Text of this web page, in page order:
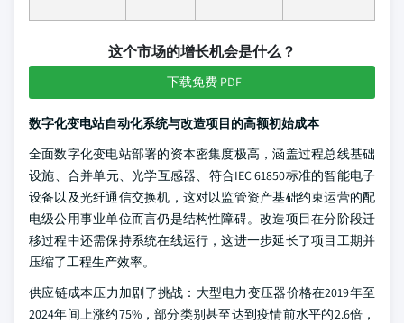
这个市场的增长机会是什么？
下载免费 PDF
数字化变电站自动化系统与改造项目的高额初始成本
全面数字化变电站部署的资本密集度极高，涵盖过程总线基础
设施、合并单元、光学互感器、符合IEC 61850标准的智能电子
设备以及光纤通信交换机，这对以监管资产基础约束运营的配
电级公用事业单位而言仍是结构性障碍。改造项目在分阶段迁
移过程中还需保持系统在线运行，这进一步延长了项目工期并
压缩了工程生产效率。
供应链成本压力加剧了挑战：大型电力变压器价格在2019年至
2024年间上涨约75%，部分类别甚至达到疫情前水平的2.6倍，